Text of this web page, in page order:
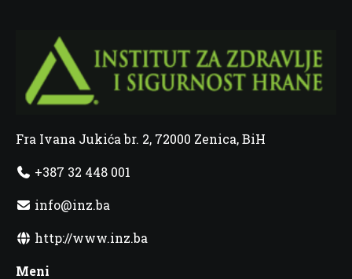
Fra Ivana Jukića br. 2, 72000 Zenica, BiH
+387 32 448 001
info@inz.ba
http://www.inz.ba
Meni